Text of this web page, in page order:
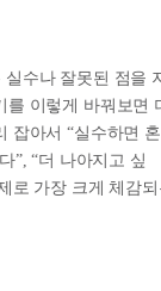
수나 잘못된 점을
를 이렇게 바꿔보면
잡아서 “실수하면 혼
”, “더 나아지고 싶
로 가장 크게 체감